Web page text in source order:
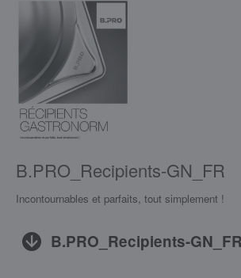
B.PRO_Recipients-GN_FR
Incontournables et parfaits, tout simplement !
B.PRO_Recipients-